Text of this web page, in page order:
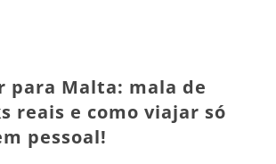
para Malta: mala de
reais e como viajar só
pessoal!